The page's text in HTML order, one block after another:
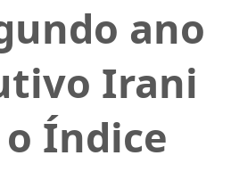
ano
Irani
Índice